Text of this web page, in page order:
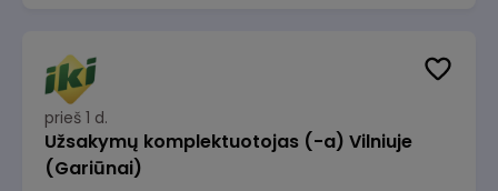
prieš 1 d.
Užsakymų komplektuotojas (-a) Vilniuje
(Gariūnai)